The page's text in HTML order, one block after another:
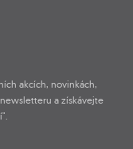
akcích, novinkách,
a získávejte